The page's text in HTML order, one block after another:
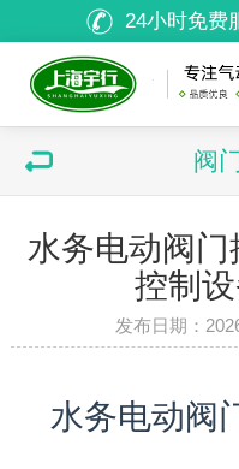
24小时免费
阀
水务电动阀
控制
发布日期：
水务电动阀